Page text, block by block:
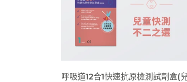
呼吸道12合1快速抗原檢測試劑盒(